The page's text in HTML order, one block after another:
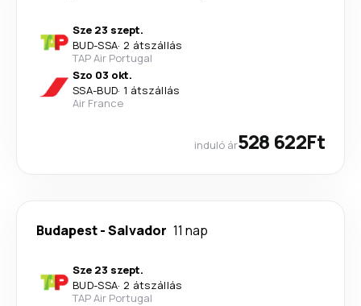
Sze 23 szept.
BUD-SSA· 2 átszállás
TAP Air Portugal
Szo 03 okt.
SSA-BUD· 1 átszállás
Air France
induló ár528 622Ft
Budapest-Salvador 11 nap
Sze 23 szept.
BUD-SSA· 2 átszállás
TAP Air Portugal